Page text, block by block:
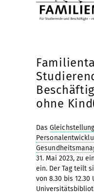
ohne
Das
31. Mai 2023, zu
ein. Der Tag teilt
von 8.30 bis 12.30